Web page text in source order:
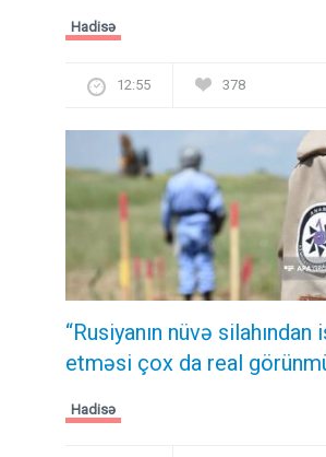
Hadisə
12:55 378
“Rusiyanın nüvə silahından
etməsi çox da real
Hadisə